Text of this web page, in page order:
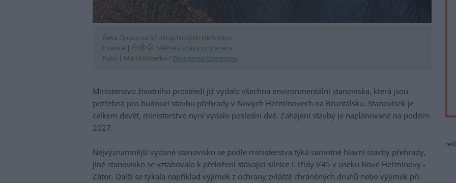
Řeka Opava na SZ okraji Nových Heřminov
Licence |
Některá práva vyhrazena
Foto | MartinVeselka / Wikimedia Commons
Ministerstvo životního prostředí již vydalo všechna environmentální stanoviska, která jsou
potřebná pro budoucí stavbu přehrady v Nových Heřminovech na Bruntálsku. Stanovisek je
celkem devět, ministerstvo nyní vydalo poslední dvě. Zahájení stavby je naplánované na podzim
2027.
Nejvýznamnější vydané stanovisko se podle ministerstva týká samotné hlavní stavby přehrady,
jiné stanovisko se vztahovalo k přeložení stávající silnice I. třídy I/45 v úseku Nové Heřminovy -
Zátor. Další se týkala například výjimek z ochrany zvláště chráněných druhů nebo výjimek při